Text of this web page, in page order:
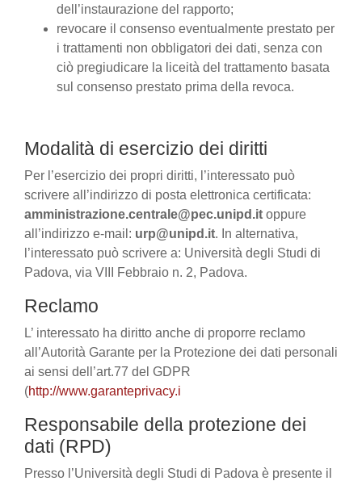
dell’instaurazione del rapporto;
revocare il consenso eventualmente prestato per
i trattamenti non obbligatori dei dati, senza con
ciò pregiudicare la liceità del trattamento basata
sul consenso prestato prima della revoca.
Modalità di esercizio dei diritti
Per l’esercizio dei propri diritti, l’interessato può
scrivere all’indirizzo di posta elettronica certificata:
amministrazione.centrale@pec.unipd.it oppure
all’indirizzo e-mail: urp@unipd.it. In alternativa,
l’interessato può scrivere a: Università degli Studi di
Padova, via VIII Febbraio n. 2, Padova.
Reclamo
L’ interessato ha diritto anche di proporre reclamo
all’Autorità Garante per la Protezione dei dati personali
ai sensi dell’art.77 del GDPR
(http://www.garanteprivacy.i
Responsabile della protezione dei
dati (RPD)
Presso l’Università degli Studi di Padova è presente il